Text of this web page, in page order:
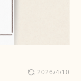
2026/4/10